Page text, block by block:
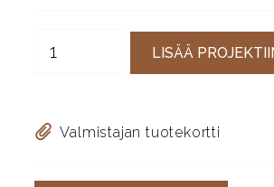
LISÄÄ
Valmistajan tuotekortti